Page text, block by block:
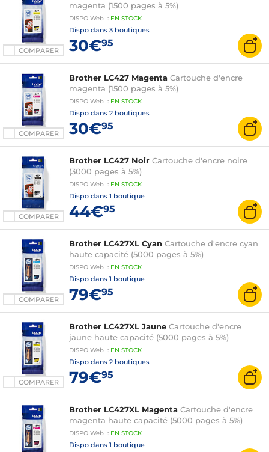
COMPARER
magenta (1500 pages à 5%)
DISPO Web : EN STOCK
Dispo dans 3 boutiques
30€95
COMPARER
Brother LC427 Magenta Cartouche d'encre
magenta (1500 pages à 5%)
DISPO Web : EN STOCK
Dispo dans 2 boutiques
30€95
COMPARER
Brother LC427 Noir Cartouche d'encre noire
(3000 pages à 5%)
DISPO Web : EN STOCK
Dispo dans 1 boutique
44€95
COMPARER
Brother LC427XL Cyan Cartouche d'encre cyan
haute capacité (5000 pages à 5%)
DISPO Web : EN STOCK
Dispo dans 1 boutique
79€95
COMPARER
Brother LC427XL Jaune Cartouche d'encre
jaune haute capacité (5000 pages à 5%)
DISPO Web : EN STOCK
Dispo dans 2 boutiques
79€95
Brother LC427XL Magenta Cartouche d'encre
magenta haute capacité (5000 pages à 5%)
DISPO Web : EN STOCK
Dispo dans 1 boutique